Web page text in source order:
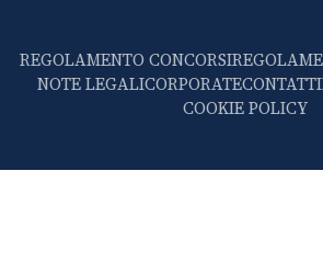
REGOLAMENTO CONCORSI
NOTE LEGALICORPORATECONTATTI
COOKIE POLICY